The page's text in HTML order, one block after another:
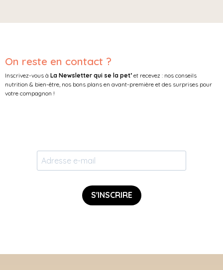
On reste en contact ?
Inscrivez-vous à La Newsletter qui se la pet’ et recevez : nos conseils
nutrition & bien-être, nos bons plans en avant-première et des surprises pour
votre compagnon !
S'INSCRIRE